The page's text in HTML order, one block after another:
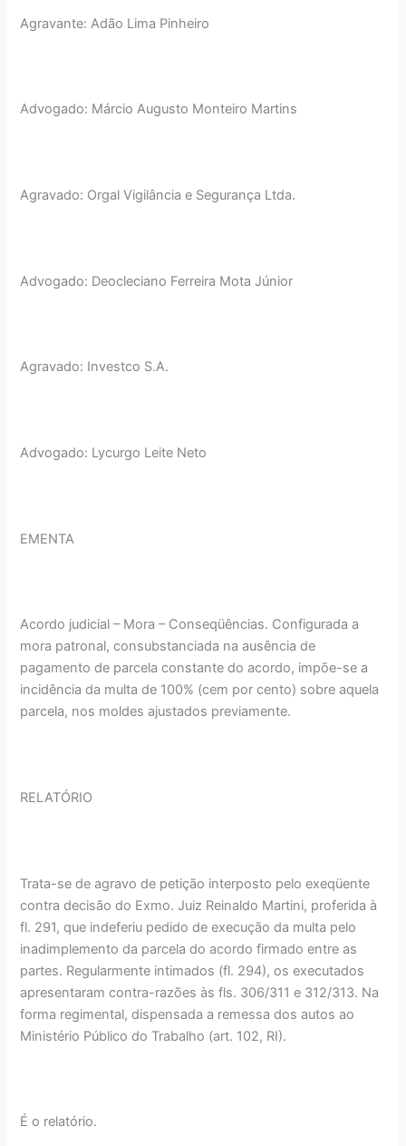
Agravante: Adão Lima Pinheiro
Advogado: Márcio Augusto Monteiro Martins
Agravado: Orgal Vigilância e Segurança Ltda.
Advogado: Deocleciano Ferreira Mota Júnior
Agravado: Investco S.A.
Advogado: Lycurgo Leite Neto
EMENTA
Acordo judicial – Mora – Conseqüências. Configurada a
mora patronal, consubstanciada na ausência de
pagamento de parcela constante do acordo, impõe-se a
incidência da multa de 100% (cem por cento) sobre aquela
parcela, nos moldes ajustados previamente.
RELATÓRIO
Trata-se de agravo de petição interposto pelo exeqüente
contra decisão do Exmo. Juiz Reinaldo Martini, proferida à
fl. 291, que indeferiu pedido de execução da multa pelo
inadimplemento da parcela do acordo firmado entre as
partes. Regularmente intimados (fl. 294), os executados
apresentaram contra-razões às fls. 306/311 e 312/313. Na
forma regimental, dispensada a remessa dos autos ao
Ministério Público do Trabalho (art. 102, RI).
É o relatório.